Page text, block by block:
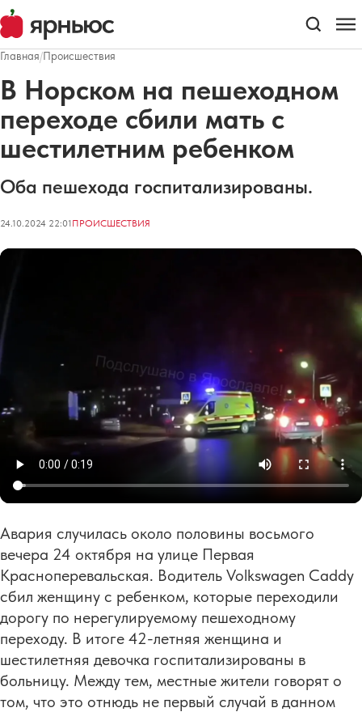
Главная/Происшествия
В Норском на пешеходном
переходе сбили мать с
шестилетним ребенком
Оба пешехода госпитализированы.
24.10.2024 22:01ПРОИСШЕСТВИЯ
Авария случилась около половины восьмого
вечера 24 октября на улице Первая
Красноперевальская. Водитель Volkswagen Caddy
сбил женщину с ребенком, которые переходили
дорогу по нерегулируемому пешеходному
переходу. В итоге 42-летняя женщина и
шестилетняя девочка госпитализированы в
больницу. Между тем, местные жители говорят о
том, что это отнюдь не первый случай в данном